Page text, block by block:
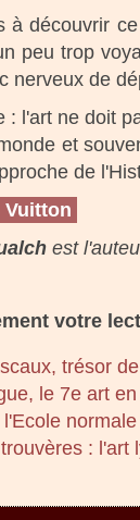
à découvrir
peu trop
nerveux de
: l'art ne doit
et
de
Vuitton
est
votre
trésor
le 7e art
: l'art